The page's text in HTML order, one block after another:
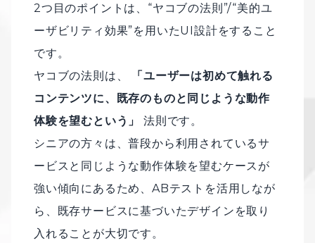
2つ目のポイントは、“ヤコブの法則”/“美的ユ
ーザビリティ効果”を⽤いたUI設計をすること
です。
ヤコブの法則は、
「ユーザーは初めて触れる
コンテンツに、既存のものと同じような動作
体験を望むという」
法則です。
シニアの方々は、普段から利用されているサ
ービスと同じような動作体験を望むケースが
強い傾向にあるため、ABテストを活用しなが
ら、既存サービスに基づいたデザインを取り
入れることが大切です。